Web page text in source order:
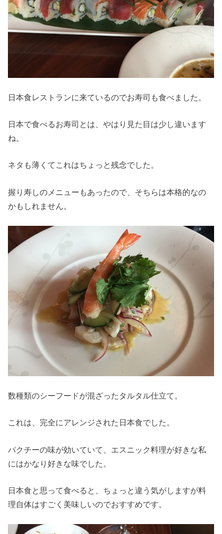
日本食レストランに来ているのでお寿司も食べました。
日本で食べるお寿司とは、やはり見た目は少し違います
ね。
ネタも薄くてこれはちょっと残念でした。
握り寿しのメニューもあったので、そちらは本格的なの
かもしれません。
数種類のシーフードが混ざったタルタル仕立て。
これは、完全にアレンジされた日本食でした。
パクチーの味が効いていて、エスニック料理が好きな私
にはかなり好きな味でした。
日本食と思って食べると、ちょっと違う気がしますが料
理自体はすごく美味しいのでおすすめです。